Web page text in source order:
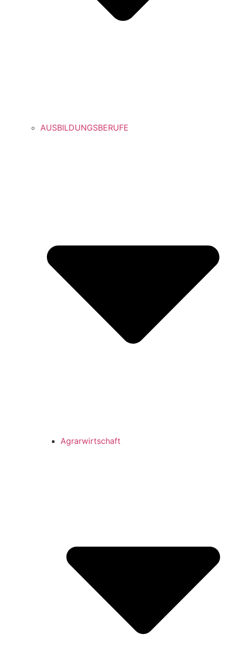
AUSBILDUNGSBERUFE
Agrarwirtschaft